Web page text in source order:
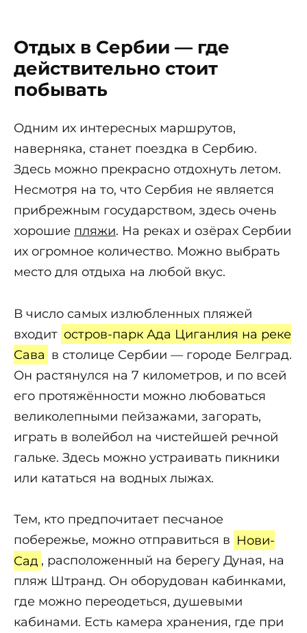
Отдых в Сербии — где
действительно стоит
побывать
Одним их интересных маршрутов,
наверняка, станет поездка в Сербию.
Здесь можно прекрасно отдохнуть летом.
Несмотря на то, что Сербия не является
прибрежным государством, здесь очень
хорошие пляжи. На реках и озёрах Сербии
их огромное количество. Можно выбрать
место для отдыха на любой вкус.
В число самых излюбленных пляжей
входит остров-парк Ада Циганлия на реке
Сава в столице Сербии — городе Белград.
Он растянулся на 7 километров, и по всей
его протяжённости можно любоваться
великолепными пейзажами, загорать,
играть в волейбол на чистейшей речной
гальке. Здесь можно устраивать пикники
или кататься на водных лыжах.
Тем, кто предпочитает песчаное
побережье, можно отправиться в Нови-
Сад , расположенный на берегу Дуная, на
пляж Штранд. Он оборудован кабинками,
где можно переодеться, душевыми
кабинами. Есть камера хранения, где при